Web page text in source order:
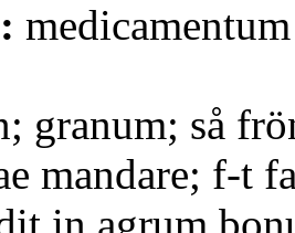
granum; så
mandare; f-t